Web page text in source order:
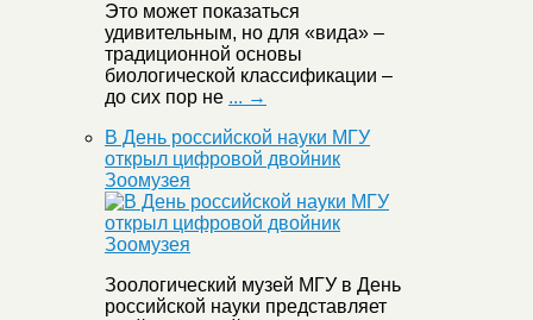
Это может показаться
удивительным, но для «вида» –
традиционной основы
биологической классификации –
до сих пор не ... →
В День российской науки МГУ
открыл цифровой двойник
Зоомузея
Зоологический музей МГУ в День
российской науки представляет